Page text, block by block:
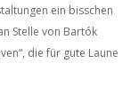
ein bisschen
Stelle von Bartók
die für gute Laune